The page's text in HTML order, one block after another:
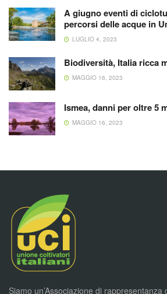
A giugno eventi di
percorsi delle acque in
LUGLIO 4, 2023
Biodiversità, Italia ricca
MAGGIO 16, 2023
Ismea, danni per oltre 5
MAGGIO 16, 2023
Siamo un’Associazione di rappresentanza